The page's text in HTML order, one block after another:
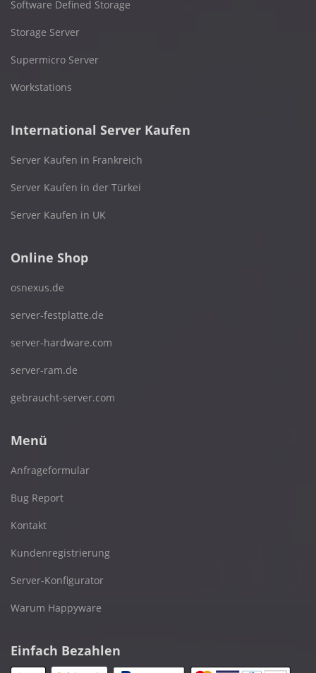
Software Defined Storage
Storage Server
Supermicro Server
Workstations
International Server Kaufen
Server Kaufen in Frankreich
Server Kaufen in der Türkei
Server Kaufen in UK
Online Shop
osnexus.de
server-festplatte.de
server-hardware.com
server-ram.de
gebraucht-server.com
Menü
Anfrageformular
Bug Report
Kontakt
Kundenregistrierung
Server-Konfigurator
Warum Happyware
Einfach Bezahlen